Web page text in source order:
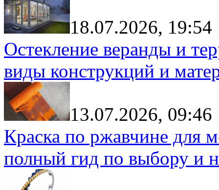
18.07.2026, 19:54
Остекление веранды и
виды конструкций и
13.07.2026, 09:46
Краска по ржавчине для
полный гид по выбору и